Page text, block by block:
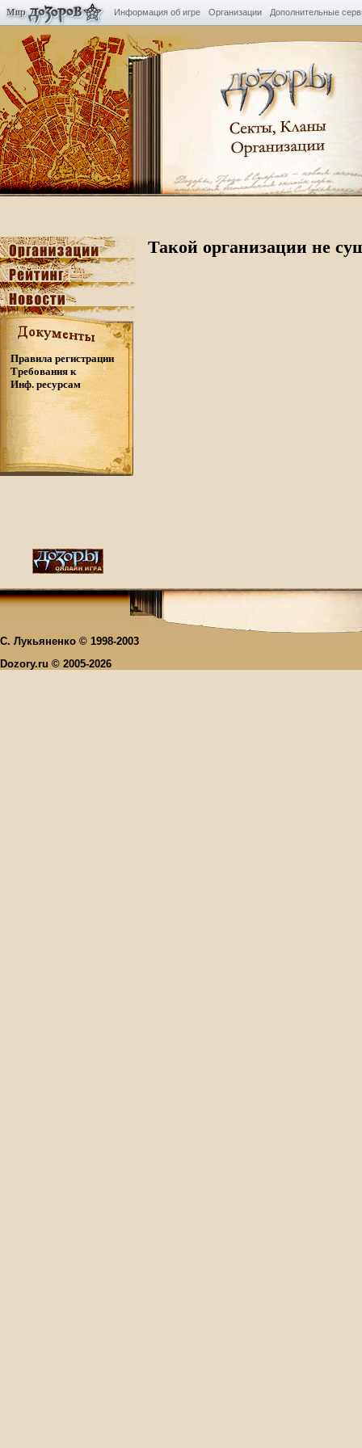
Информация об игре Организации Дополнительные
Правила регистрации
Требования к
Инф. ресурсам
Такой организации не
С. Лукьяненко © 1998-2003
Dozory.ru © 2005-2026